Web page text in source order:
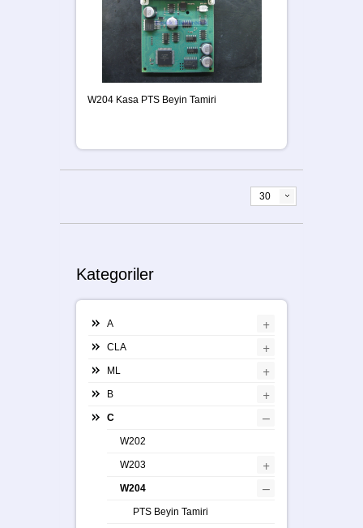
W204 Kasa PTS Beyin Tamiri
30
Kategoriler
A +
CLA +
ML +
B +
C –
W202
W203 +
W204 –
PTS Beyin Tamiri